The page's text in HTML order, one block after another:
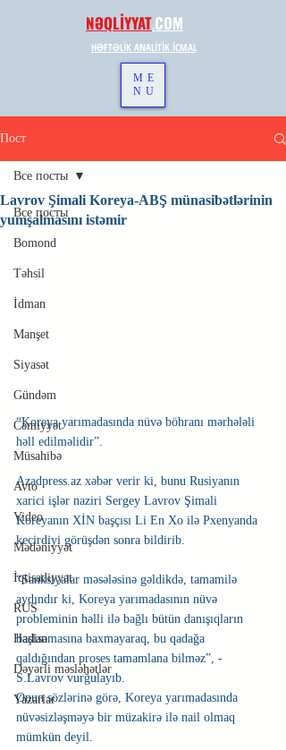
NƏQLİYYAT.COM
HƏFTƏLİK ANALİTİK İCMAL
ME
NU
Пост
Все посты
Bomond
Təhsil
İdman
Manşet
Siyasət
Gündəm
Cəmiyyət
Müsahibə
Avto
Video
Mədəniyyət
İqtisadiyyat
RUS
Hadisə
Dəyərli məsləhətlər
Yazarlar
Все посты
Lavrov Şimali Koreya-ABŞ münasibətlərinin
yumşalmasını istəmir
“Koreya yarımadasında nüvə böhranı mərhələli
həll edilməlidir”.
Azadpress.az xəbər verir ki, bunu Rusiyanın
xarici işlər naziri Sergey Lavrov Şimali
Koreyanın XİN başçısı Li En Xo ilə Pxenyanda
keçirdiyi görüşdən sonra bildirib.
“Sanksiyalar məsələsinə gəldikdə, tamamilə
aydındır ki, Koreya yarımadasının nüvə
probleminin həlli ilə bağlı bütün danışıqların
başlanmasına baxmayaraq, bu qadağa
qaldığından proses tamamlana bilməz”, -
S.Lavrov vurğulayıb.
Onun sözlərinə görə, Koreya yarımadasında
nüvəsizləşməyə bir müzakirə ilə nail olmaq
mümkün deyil.